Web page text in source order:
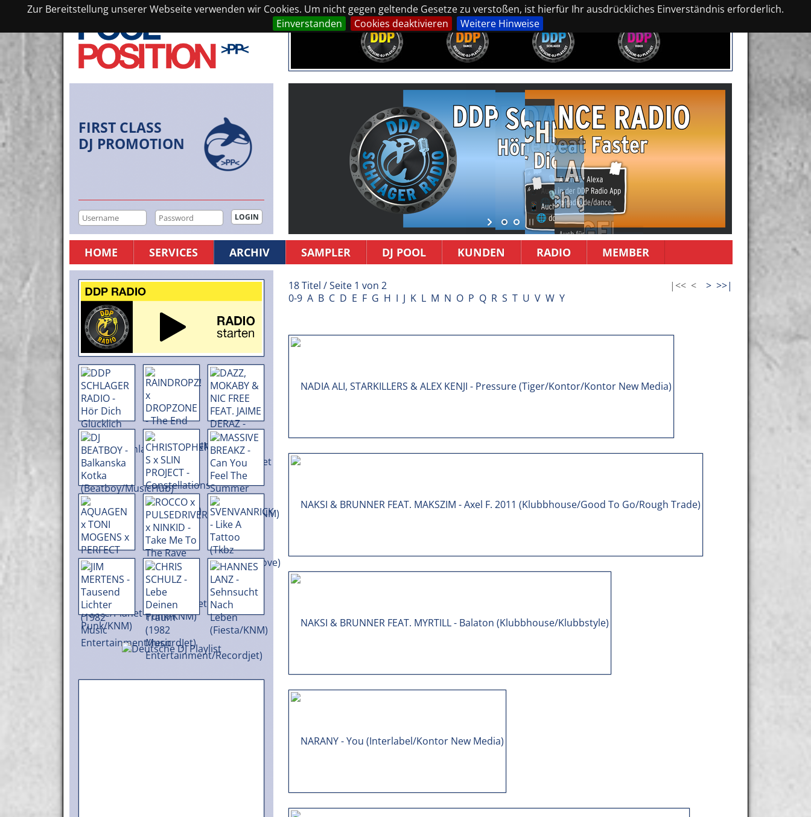
Zur Bereitstellung unserer Webseite verwenden wir Cookies. Um nicht gegen geltende Gesetze zu verstoßen, ist hierfür Ihr ausdrückliches Einverständnis erforderlich.
Einverstanden
Cookies deaktivieren Weitere Hinweise
FIRST CLASS
DJ PROMOTION
HOME SERVICES ARCHIV SAMPLER DJ POOL KUNDEN RADIO MEMBER
18 Titel / Seite 1 von 2 |<< < > >>|
0-9 A B C D E F G H I J K L M N O P Q R S T U V W Y